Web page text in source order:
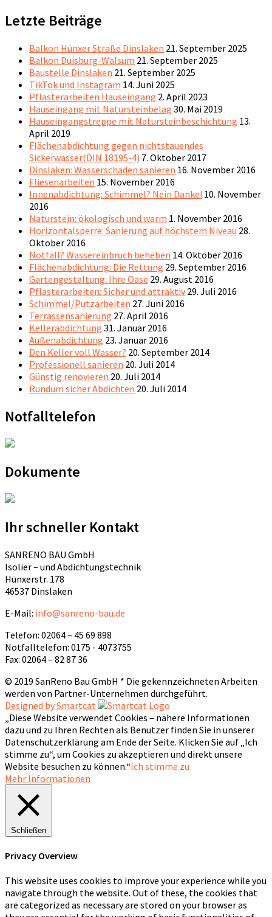
Letzte Beiträge
Balkon Hünxer Straße Dinslaken 21. September 2025
Balkon Duisburg-Walsum 21. September 2025
Baustelle Dinslaken 21. September 2025
TikTok und Instagram 14. Juni 2025
Pflasterarbeiten Hauseingang 2. April 2023
Hauseingang mit Natursteinbelag 30. Mai 2019
Hauseingangstreppe mit Natursteinbeschichtung 13.
April 2019
Flächenabdichtung gegen nichtstauendes
Sickerwasser(DIN 18195-4) 7. Oktober 2017
Dinslaken: Wasserschaden sanieren 16. November 2016
Fliesenarbeiten 15. November 2016
Innenabdichtung: Schimmel? Nein Danke! 10. November
2016
Naturstein: ökologisch und warm 1. November 2016
Horizontalsperre: Sanierung auf höchstem Niveau 28.
Oktober 2016
Notfall? Wassereinbruch beheben 14. Oktober 2016
Flächenabdichtung: Die Rettung 29. September 2016
Gartengestaltung: Ihre Oase 29. August 2016
Pflasterarbeiten: Sicher und attraktiv 29. Juli 2016
Schimmel/Putzarbeiten 27. Juni 2016
Terrassensanierung 27. April 2016
Kellerabdichtung 31. Januar 2016
Außenabdichtung 23. Januar 2016
Den Keller voll Wasser? 20. September 2014
Professionell sanieren 20. Juli 2014
Günstig renovieren 20. Juli 2014
Rundum sicher Abdichten 20. Juli 2014
Notfalltelefon
Dokumente
Ihr schneller Kontakt
SANRENO BAU GmbH
Isolier – und Abdichtungstechnik
Hünxerstr. 178
46537 Dinslaken
E-Mail: info@sanreno-bau.de
Telefon: 02064 – 45 69 898
Notfalltelefon: 0175 - 4073755
Fax: 02064 – 82 87 36
© 2019 SanReno Bau GmbH * Die gekennzeichneten Arbeiten
werden von Partner-Unternehmen durchgeführt.
Designed by Smartcat
„Diese Website verwendet Cookies – nähere Informationen
dazu und zu Ihren Rechten als Benutzer finden Sie in unserer
Datenschutzerklärung am Ende der Seite. Klicken Sie auf „Ich
stimme zu“, um Cookies zu akzeptieren und direkt unsere
Website besuchen zu können.“Ich stimme zu
Mehr Informationen
Schließen
Privacy Overview
This website uses cookies to improve your experience while you
navigate through the website. Out of these, the cookies that
are categorized as necessary are stored on your browser as